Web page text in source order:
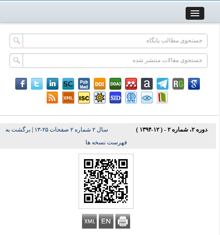
دوره ۲، شماره ۲ - ( ۱۲-۱۳۹۴ ) سال ۲ شماره ۲ صفحات ۲۵-۱۳ |برگشت به
فهرست نسخه ها